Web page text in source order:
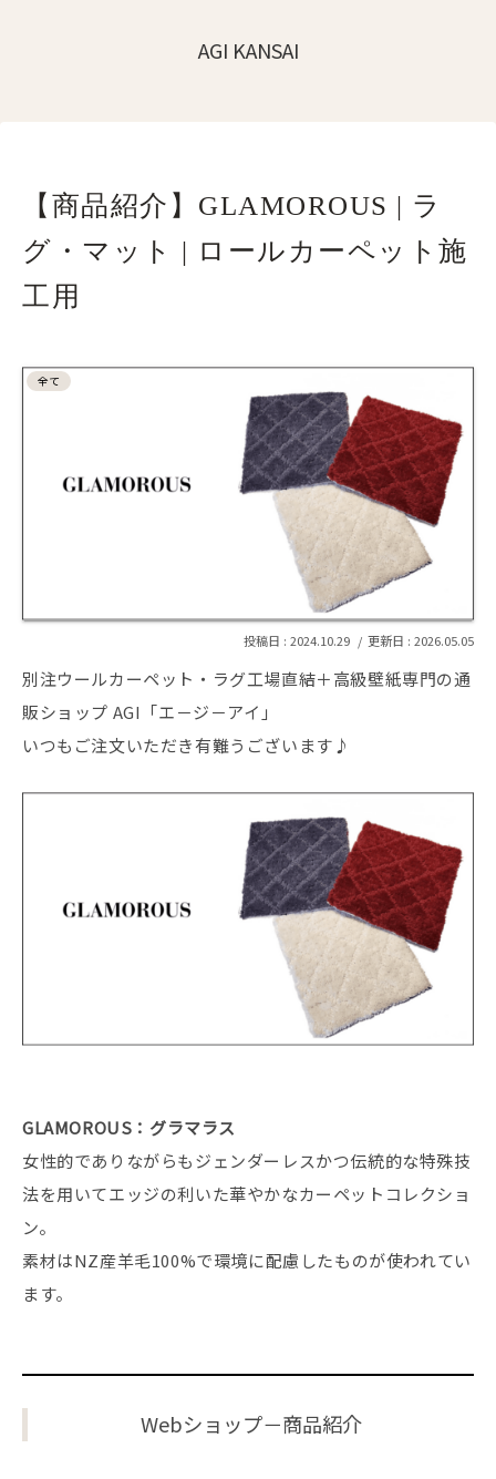
AGI KANSAI
【商品紹介】GLAMOROUS | ラ
グ・マット | ロールカーペット施
工用
全て
2024.10.29 2026.05.05
別注ウールカーペット・ラグ工場直結＋高級壁紙専門の通
販ショップ AGI「エ－ジ－アイ」
いつもご注文いただき有難うございます♪
GLAMOROUS：グラマラス
女性的でありながらもジェンダーレスかつ伝統的な特殊技
法を用いてエッジの利いた華やかなカーペットコレクショ
ン。
素材はNZ産羊毛100%で環境に配慮したものが使われてい
ます。
Webショップ－商品紹介